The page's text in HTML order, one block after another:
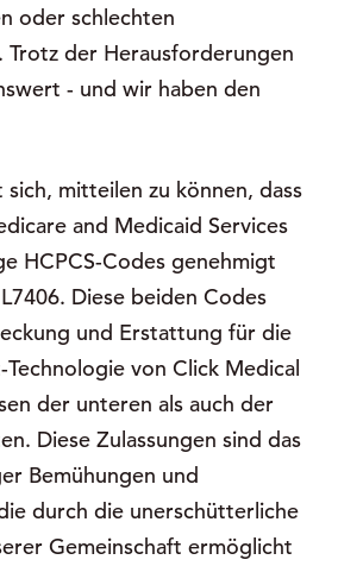
oder schlechten
Trotz der Herausforderungen
- und wir haben den
mitteilen zu können, dass
and Medicaid Services
HCPCS-Codes genehmigt
Diese beiden Codes
und Erstattung für die
von Click Medical
der unteren als auch der
Diese Zulassungen sind das
Bemühungen und
durch die unerschütterliche
Gemeinschaft ermöglicht